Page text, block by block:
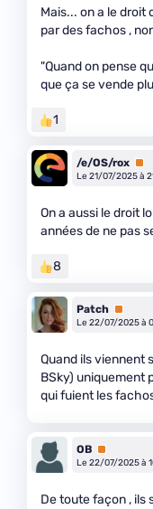
Mais... on a le droit
par des fachos ,
"Quand on pense
que ça se vende
1
/e/OS/rox
Le 21/07/2025 à
On a aussi le droit
années de ne pas
8
Patch Premium
Le 22/07/2025 à
Quand ils viennent
BSky) uniquement
qui fuient les
OB Premium
Le 22/07/2025 à
De toute façon , ils